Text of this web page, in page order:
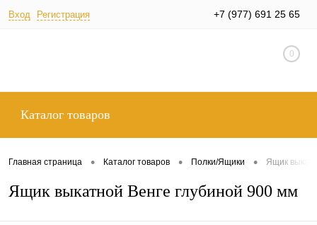
Вход Регистрация +7 (977) 691 25 65
0
Каталог товаров
Главная страница • Каталог товаров • Полки/Ящики • Ящик
Ящик выкатной Венге глубиной 900 мм